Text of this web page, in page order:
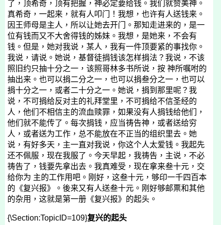
了，顶希奇，顶有把握，神必定要给钱。我们就赞美神。
真希奇，一起来，就有人叩门！我想，也许有人送钱来。
因王师母是主人，所以让她去开门。那知走进来的，是一
位有钱而又不大舍得钱的姊妹。我想，是她来，不会有
钱。但是，她对我说，某人，我有一件顶要紧的事找你。
我说，请说。她说，基督徒捐钱该怎样捐法？我说，不该
照旧约只抽十分之一，该照哥林多书所说，按 神所嘱咐的
抽出来。也可以捐二分之一，也可以捐叁分之一，也可以
捐十分之一，或者二十分之一。她说，捐到那里呢？我
说，不可捐给反对主的礼拜堂里，不可捐给不信圣经的
人，他们不相信主的流血赎罪，如果没有人捐钱给他们，
他们就不能传了。每次捐钱，应当祷告神，或者送给穷
人，或者送为工作，总不能放在不正当的组织里去。她
说，有好多天，主一直对我说，你这个人太爱钱。我起先
还不佩服，现在我服了。今天早起，我祷告，主说，不必
祷告了，钱要先拿出去。我真难受，现在拿来叁十元，交
给你为 主的工作用吧。刚好，这叁十元，够印一千四百本
的《复兴报》。後来又有人送叁十元。刚好够邮票和其他
的杂用，这就是第一册《复兴报》的起头。
{\Section:TopicID=109}复兴的起头